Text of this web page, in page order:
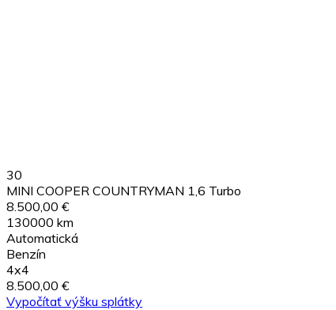
30
MINI COOPER COUNTRYMAN 1,6 Turbo
8.500,00 €
130000 km
Automatická
Benzín
4x4
8.500,00 €
Vypočítať výšku splátky